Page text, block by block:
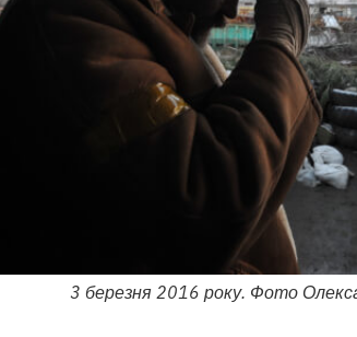
3 березня 2016 року. Фото